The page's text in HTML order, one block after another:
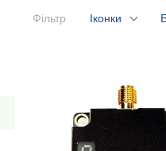
Фільтр Іконки